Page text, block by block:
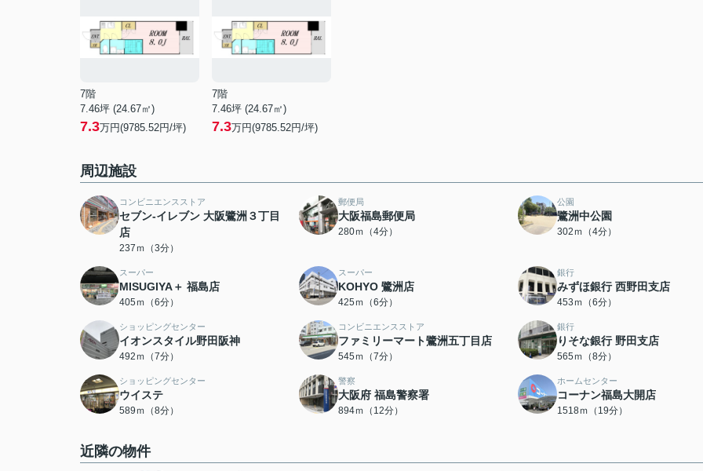
7階
7.46坪 (24.67㎡)
7.3万円(9785.52円/坪)
7階
7.46坪 (24.67㎡)
7.3万円(9785.52円/坪)
周辺施設
コンビニエンスストア
セブン-イレブン 大阪鷺洲３丁目
店
237ｍ（3分）
郵便局
大阪福島郵便局
280ｍ（4分）
公園
鷺洲中公園
302ｍ（4分）
スーパー
MISUGIYA＋ 福島店
405ｍ（6分）
スーパー
KOHYO 鷺洲店
425ｍ（6分）
銀行
みずほ銀行 西野田支店
453ｍ（6分）
ショッピングセンター
イオンスタイル野田阪神
492ｍ（7分）
コンビニエンスストア
ファミリーマート鷺洲五丁目店
545ｍ（7分）
銀行
りそな銀行 野田支店
565ｍ（8分）
ショッピングセンター
ウイステ
589ｍ（8分）
警察
大阪府 福島警察署
894ｍ（12分）
ホームセンター
コーナン福島大開店
1518ｍ（19分）
近隣の物件